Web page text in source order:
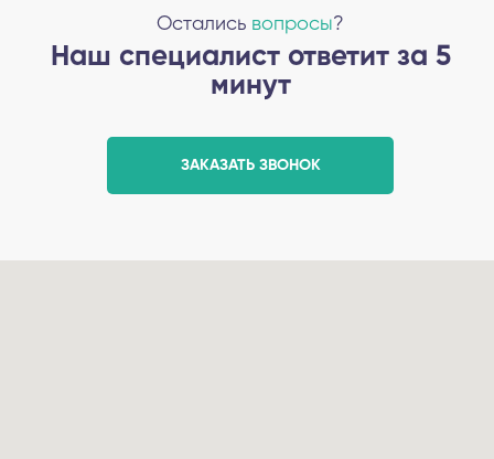
Остались вопросы?
Наш специалист ответит за 5
минут
ЗАКАЗАТЬ ЗВОНОК